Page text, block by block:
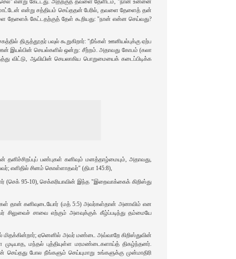
என்று கேட்டது. அதற்குத் தவளை தேளிடம், "நான் உன்னை
என்று சத்தியம் செய்ததன் பேரில், தவளை தேளைத் தன்
தேளைக் கேட்டதற்குத் தேள் கூறியது: "நான் என்ன செய்வது?
திருத்தூதர் பவுல் கூறுகிறார்: "நீங்கள் ஊனியல்புக்கு ஏற்ப
இயல்பின் செயல்களில் ஒன்று: சீற்றம். அதாவது கோபம் (கலா
விட்டு, ஆவியின் செயலாகிய பொறுமையைக் கடைப்பிடிக்க
பண்புகள் கனிவும் மனத்தாழ்மையும், அதாவது,
எளிதில் சினம் கொள்ளாதவர்" (திபா 145:8),
(செக் 95-10), செக்கரியாவின் இந்த "இறைவாக்கைக் கிறிஸ்து
தான் கனிவுடையோர் (மத் 5:5) அவர்கள்தான் அனாவிம் என
சாவை எற்கும் அளவுக்குக் கீழ்ப்படிந்து தம்மையே
ஏனெனில் அவர் மண்டை அவ்வாறே கிறிஸ்துவின்
மந்தல் புத்தியுள்ள மரமண்டைகளாய்த் திகழ்ந்தனர்.
போல நீங்களும் செய்யுமாறு உங்களுக்கு முன்மாதிரி